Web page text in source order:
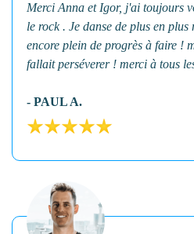
Merci Anna et Igor, j'ai toujours
le rock . Je danse de plus en
encore plein de progrès à faire !
fallait perséverer ! merci à tous
- PAUL A.